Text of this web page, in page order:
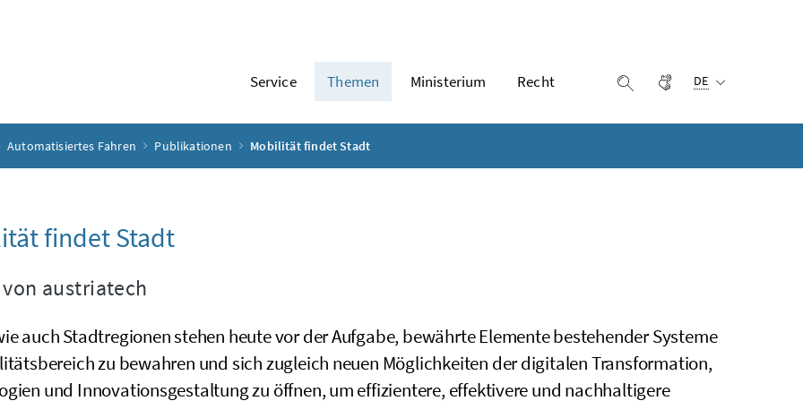
Service Themen Ministerium Recht Suche einblenden
Gebärdensprache
DE
Automatisiertes Fahren Publikationen Mobilität findet Stadt
findet Stadt
austriatech
auch Stadtregionen stehen heute vor der Aufgabe, bewährte Elemente bestehender Systeme
zu bewahren und sich zugleich neuen Möglichkeiten der digitalen Transformation,
und Innovationsgestaltung zu öffnen, um effizientere, effektivere und nachhaltigere